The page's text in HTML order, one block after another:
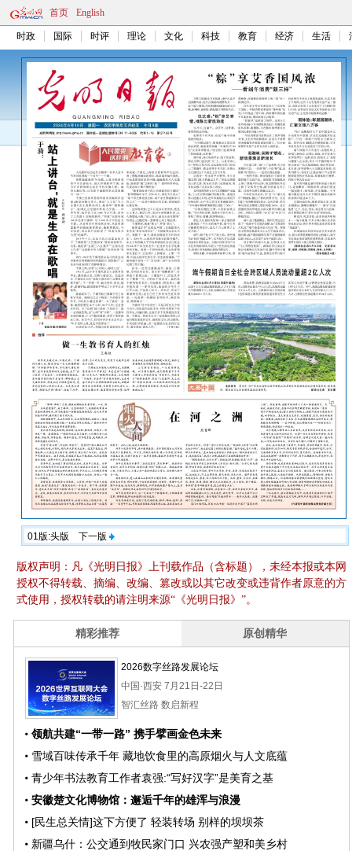
首页 English
时政 国际 时评 理论 文化 科技 教育 经济 生活
01版:头版 下一版
版权声明：凡《光明日报》上刊载作品（含标题），未经本报或本网
授权不得转载、摘编、改编、篡改或以其它改变或违背作者原意的方
式使用，授权转载的请注明来源“《光明日报》”。